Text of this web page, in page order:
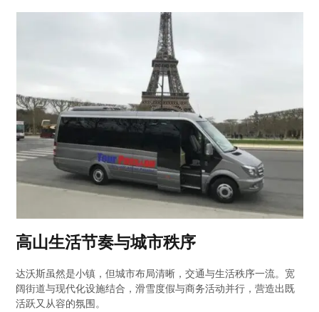
高山生活节奏与城市秩序
达沃斯虽然是小镇，但城市布局清晰，交通与生活秩序一流。宽
阔街道与现代化设施结合，滑雪度假与商务活动并行，营造出既
活跃又从容的氛围。